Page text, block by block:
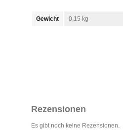
Gewicht 0,15 kg
Rezensionen
Es gibt noch keine Rezensionen.